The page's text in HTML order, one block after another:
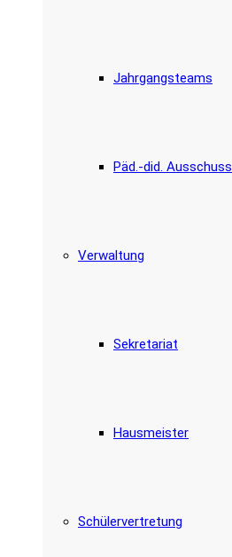
Jahrgangsteams
Päd.-did. Ausschuss
Verwaltung
Sekretariat
Hausmeister
Schülervertretung